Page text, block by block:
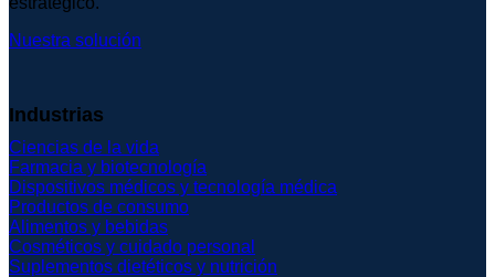
Nuestra solución
Industrias
Ciencias de la vida
Farmacia y biotecnología
Dispositivos médicos y tecnología médica
Productos de consumo
Alimentos y bebidas
Cosméticos y cuidado personal
Suplementos dietéticos y nutrición